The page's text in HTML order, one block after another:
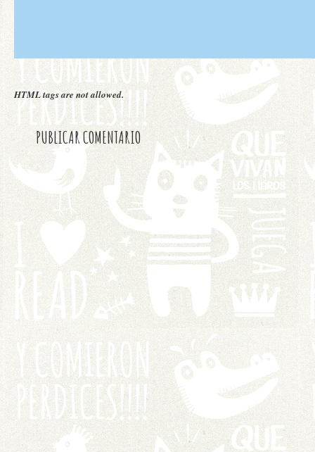
HTML tags are not allowed.